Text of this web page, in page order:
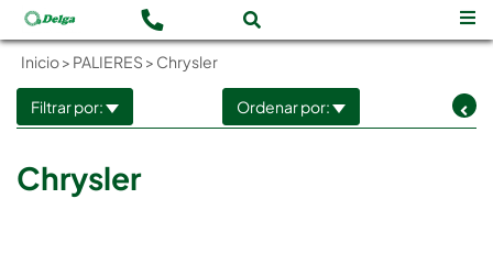
Inicio> PALIERES > Chrysler
Filtrar por: Ordenar por:
Chrysler